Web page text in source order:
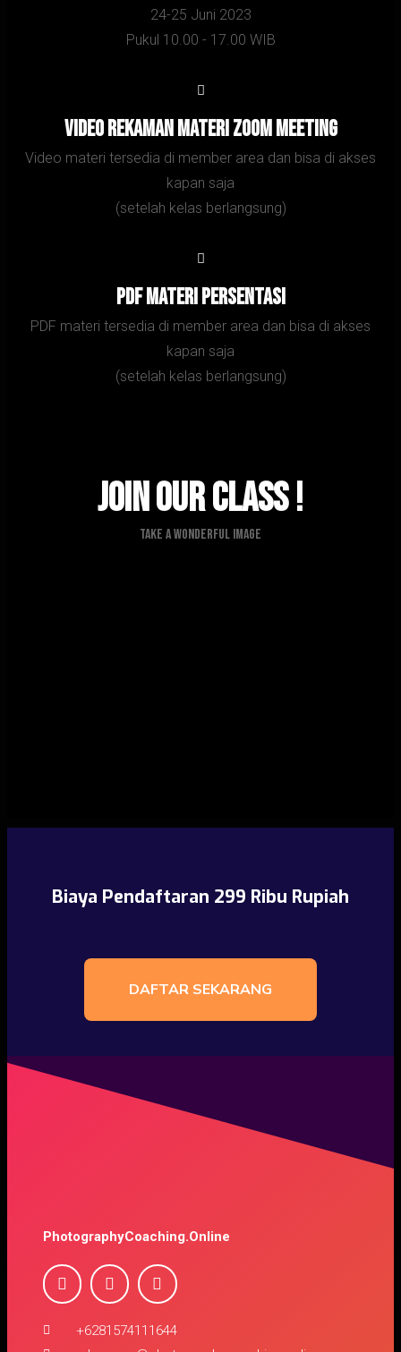
24-25 Juni 2023
Pukul 10.00 - 17.00 WIB
Video Rekaman Materi zoom meeting
Video materi tersedia di member area dan bisa di akses
kapan saja
(setelah kelas berlangsung)
PDF Materi persentasi
PDF materi tersedia di member area dan bisa di akses
kapan saja
(setelah kelas berlangsung)
Join Our Class !
Take A Wonderful Image
Biaya Pendaftaran 299 Ribu Rupiah
DAFTAR SEKARANG
PhotographyCoaching.Online
+6281574111644